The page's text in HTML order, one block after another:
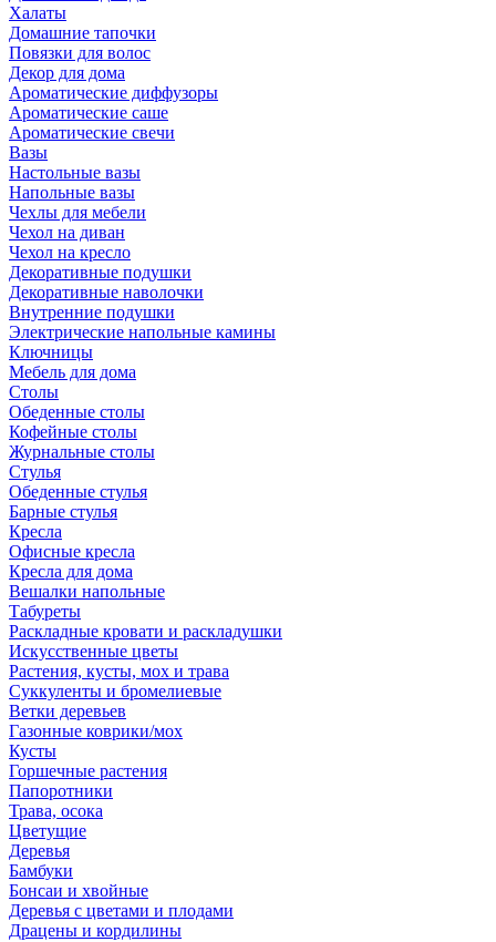
Халаты
Домашние тапочки
Повязки для волос
Декор для дома
Ароматические диффузоры
Ароматические саше
Ароматические свечи
Вазы
Настольные вазы
Напольные вазы
Чехлы для мебели
Чехол на диван
Чехол на кресло
Декоративные подушки
Декоративные наволочки
Внутренние подушки
Электрические напольные камины
Ключницы
Мебель для дома
Столы
Обеденные столы
Кофейные столы
Журнальные столы
Стулья
Обеденные стулья
Барные стулья
Кресла
Офисные кресла
Кресла для дома
Вешалки напольные
Табуреты
Раскладные кровати и раскладушки
Искусственные цветы
Растения, кусты, мох и трава
Суккуленты и бромелиевые
Ветки деревьев
Газонные коврики/мох
Кусты
Горшечные растения
Папоротники
Трава, осока
Цветущие
Деревья
Бамбуки
Бонсаи и хвойные
Деревья с цветами и плодами
Драцены и кордилины